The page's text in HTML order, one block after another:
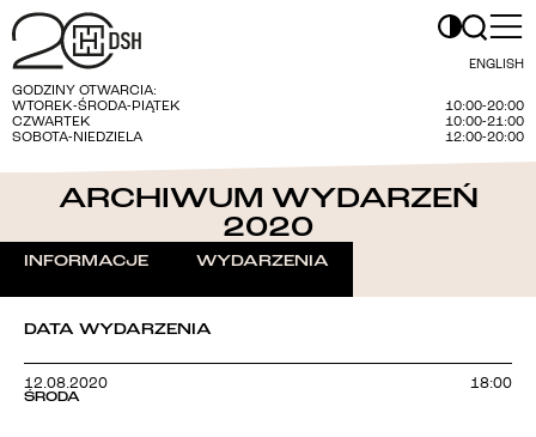
ENGLISH
GODZINY OTWARCIA:
WTOREK-ŚRODA-PIĄTEK
10:00-20:00
CZWARTEK
10:00-21:00
SOBOTA-NIEDZIELA
12:00-20:00
ARCHIWUM WYDARZEŃ
2020
INFORMACJE WYDARZENIA
DATA WYDARZENIA
12.08.2020
ŚRODA
18:00